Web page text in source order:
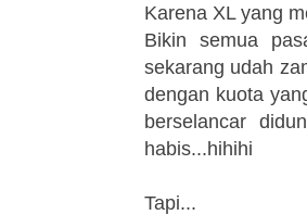
Karena XL yang
Bikin semua
sekarang udah
dengan kuota
berselancar
habis...hihihi
Tapi...